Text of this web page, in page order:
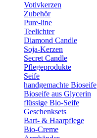
Votivkerzen
Zubehör
Pure-line
Teelichter
Diamond Candle
Soja-Kerzen
Secret Candle
Pflegeprodukte
Seife
handgemachte Bioseife
Bioseife aus Glycerin
flüssige Bio-Seife
Geschenksets
Bart- & Haarpflege
Bio-Creme